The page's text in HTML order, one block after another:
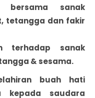
bersama sanak
tetangga dan fakir
terhadap sanak
& sesama.
buah hati
saudara